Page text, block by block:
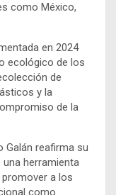
como México,
en 2024
ecológico de los
de
y la
de la
Galán reafirma su
herramienta
a los
como